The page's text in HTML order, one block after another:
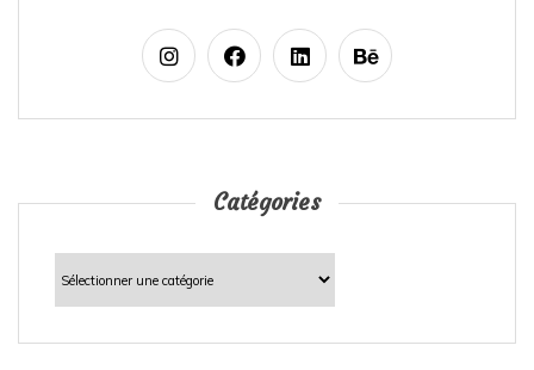
Catégories
Catégories